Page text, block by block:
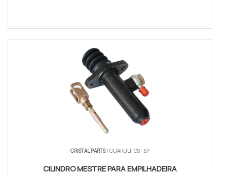
CRISTAL PARTS/ GUARULHOS - SP
CILINDRO MESTRE PARA EMPILHADEIRA